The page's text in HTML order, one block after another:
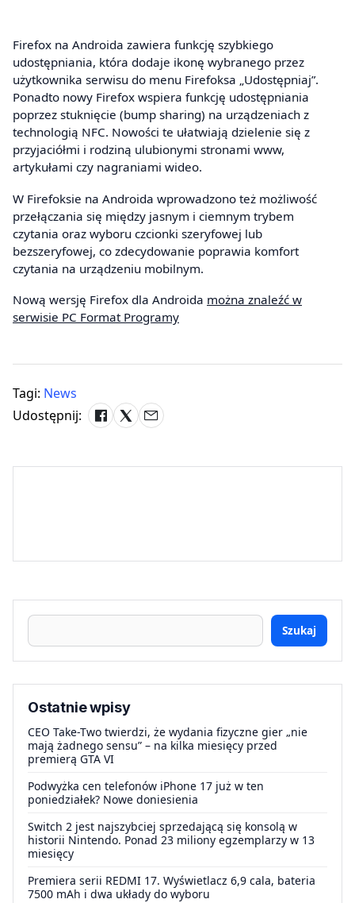
Firefox na Androida zawiera funkcję szybkiego
udostępniania, która dodaje ikonę wybranego przez
użytkownika serwisu do menu Firefoksa „Udostępniaj”.
Ponadto nowy Firefox wspiera funkcję udostępniania
poprzez stuknięcie (bump sharing) na urządzeniach z
technologią NFC. Nowości te ułatwiają dzielenie się z
przyjaciółmi i rodziną ulubionymi stronami www,
artykułami czy nagraniami wideo.
W Firefoksie na Androida wprowadzono też możliwość
przełączania się między jasnym i ciemnym trybem
czytania oraz wyboru czcionki szeryfowej lub
bezszeryfowej, co zdecydowanie poprawia komfort
czytania na urządzeniu mobilnym.
Nową wersję Firefox dla Androida można znaleźć w
serwisie PC Format Programy
Tagi: News
Udostępnij:
Szukaj
Ostatnie wpisy
CEO Take-Two twierdzi, że wydania fizyczne gier „nie
mają żadnego sensu” – na kilka miesięcy przed
premierą GTA VI
Podwyżka cen telefonów iPhone 17 już w ten
poniedziałek? Nowe doniesienia
Switch 2 jest najszybciej sprzedającą się konsolą w
historii Nintendo. Ponad 23 miliony egzemplarzy w 13
miesięcy
Premiera serii REDMI 17. Wyświetlacz 6,9 cala, bateria
7500 mAh i dwa układy do wyboru